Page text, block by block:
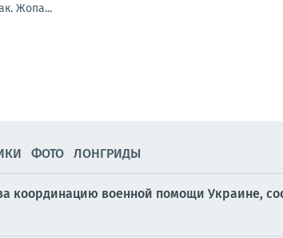
Жопа...
ФОТО ЛОНГРИДЫ
координацию военной помощи Украине,